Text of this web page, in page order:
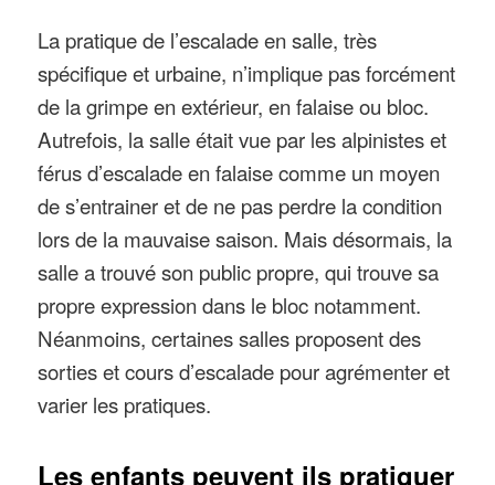
La pratique de l’escalade en salle, très
spécifique et urbaine, n’implique pas forcément
de la grimpe en extérieur, en falaise ou bloc.
Autrefois, la salle était vue par les alpinistes et
férus d’escalade en falaise comme un moyen
de s’entrainer et de ne pas perdre la condition
lors de la mauvaise saison. Mais désormais, la
salle a trouvé son public propre, qui trouve sa
propre expression dans le bloc notamment.
Néanmoins, certaines salles proposent des
sorties et cours d’escalade pour agrémenter et
varier les pratiques.
Les enfants peuvent ils pratiquer